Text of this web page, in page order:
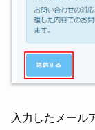
入力したメール